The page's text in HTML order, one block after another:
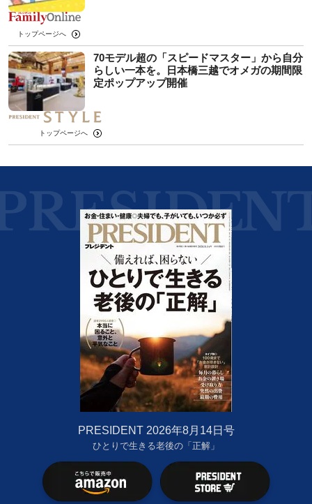
トップページへ
70モデル超の「スピードマスター」から自分
らしい一本を。日本橋三越でオメガの期間限
定ポップアップ開催
トップページへ
PRESIDENT 2026年8月14日号
ひとりで生きる老後の「正解」